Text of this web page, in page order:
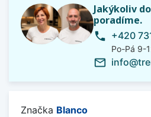
Jakýkoliv
poradíme.
phone +420
Po-Pá 9-
mail_outline
Značka Blanco